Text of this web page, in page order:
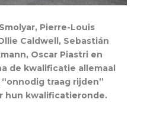
Pierre-Louis
Caldwell, Sebastián
Oscar Piastri en
de kwalificatie allemaal
traag rijden”
hun kwalificatieronde.